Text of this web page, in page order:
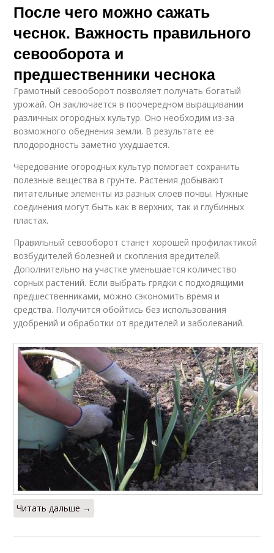
После чего можно сажать
чеснок. Важность правильного
севооборота и
предшественники чеснока
Грамотный севооборот позволяет получать богатый
урожай. Он заключается в поочередном выращивании
различных огородных культур. Оно необходим из-за
возможного обеднения земли. В результате ее
плодородность заметно ухудшается.
Чередование огородных культур помогает сохранить
полезные вещества в грунте. Растения добывают
питательные элементы из разных слоев почвы. Нужные
соединения могут быть как в верхних, так и глубинных
пластах.
Правильный севооборот станет хорошей профилактикой
возбудителей болезней и скопления вредителей.
Дополнительно на участке уменьшается количество
сорных растений. Если выбрать грядки с подходящими
предшественниками, можно сэкономить время и
средства. Получится обойтись без использования
удобрений и обработки от вредителей и заболеваний.
Читать дальше →